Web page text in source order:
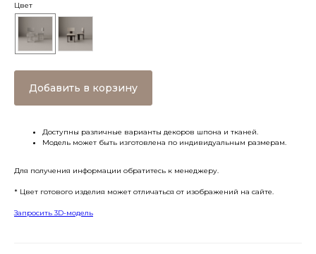
Цвет
Добавить в корзину
Доступны различные варианты декоров шпона и тканей.
Модель может быть изготовлена по индивидуальным размерам.
Для получения информации обратитесь к менеджеру.
* Цвет готового изделия может отличаться от изображений на сайте.
Запросить 3D-модель